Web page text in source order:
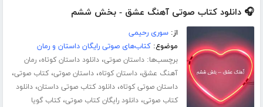
🎧 دانلود کتاب صوتی آهنگ عشق - بخش ششم
از:سوری رحیمی
موضوع:کتاب‌های صوتی رایگان داستان و رمان
برچسب‌ها:داستان صوتی،دانلود داستان کوتاه،رمان
آهنگ عشق،داستان کوتاه،داستان صوتی،کتاب صوتی،
داستان صوتی کوتاه،دانلود کتاب صوتی داستان،دانلود
کتاب صوتی،دانلود رایگان کتاب صوتی،کتاب گویا